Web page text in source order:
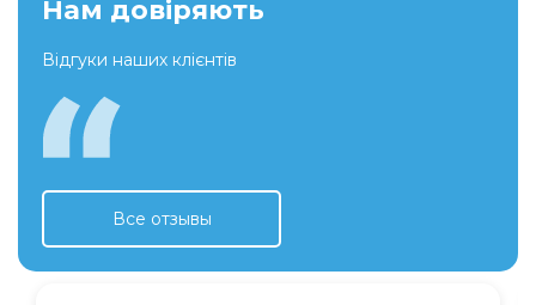
Нам довіряють
Відгуки наших клієнтів
Все отзывы